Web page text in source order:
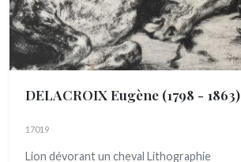
DELACROIX Eugène (1798 - 1863)
17019
Lion dévorant un cheval Lithographie